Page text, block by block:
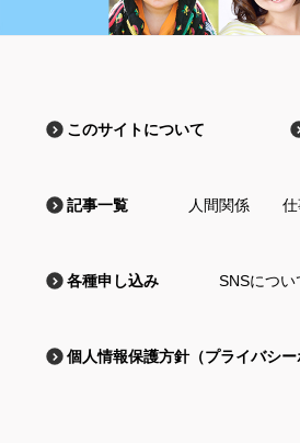
このサイトについて
記事一覧 人間関係
各種申し込み SNSについ
個人情報保護方針（プライバシー